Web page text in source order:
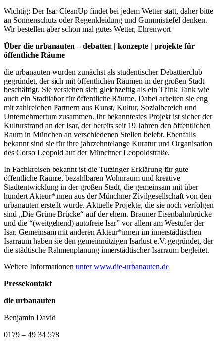
Wichtig: Der Isar CleanUp findet bei jedem Wetter statt, daher bitte
an Sonnenschutz oder Regenkleidung und Gummistiefel denken.
Wir bestellen aber schon mal gutes Wetter, Ehrenwort
Über die urbanauten – debatten | konzepte | projekte für
öffentliche Räume
die urbanauten wurden zunächst als studentischer Debattierclub
gegründet, der sich mit öffentlichen Räumen in der großen Stadt
beschäftigt. Sie verstehen sich gleichzeitig als ein Think Tank wie
auch ein Stadtlabor für öffentliche Räume. Dabei arbeiten sie eng
mit zahlreichen Partnern aus Kunst, Kultur, Sozialbereich und
Unternehmertum zusammen. Ihr bekanntestes Projekt ist sicher der
Kulturstrand an der Isar, der bereits seit 19 Jahren den öffentlichen
Raum in München an verschiedenen Stellen belebt. Ebenfalls
bekannt sind sie für ihre jahrzehntelange Kuratur und Organisation
des Corso Leopold auf der Münchner Leopoldstraße.
In Fachkreisen bekannt ist die Tutzinger Erklärung für gute
öffentliche Räume, bezahlbaren Wohnraum und kreative
Stadtentwicklung in der großen Stadt, die gemeinsam mit über
hundert Akteur*innen aus der Münchner Zivilgesellschaft von den
urbanauten erstellt wurde. Aktuelle Projekte, die sie noch verfolgen
sind „Die Grüne Brücke“ auf der ehem. Brauner Eisenbahnbrücke
und die “(weitgehend) autofreie Isar” vor allem am Westufer der
Isar. Gemeinsam mit anderen Akteur*innen im innerstädtischen
Isarraum haben sie den gemeinnützigen Isarlust e.V. gegründet, der
die städtische Rahmenplanung innerstädtischer Isarraum begleitet.
Weitere Informationen unter www.die-urbanauten.de
Pressekontakt
die urbanauten
Benjamin David
0179 – 49 34 578